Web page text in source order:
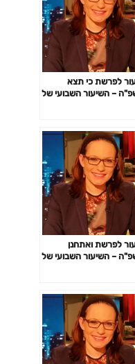
לפרשת כי תצא
– השיעור השבועי של
לפרשת ואתחנן
– השיעור השבועי של